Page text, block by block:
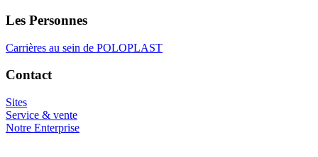
Les Personnes
Carrières au sein de POLOPLAST
Contact
Sites
Service & vente
Notre Enterprise